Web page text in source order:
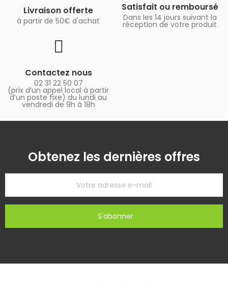
Livraison offerte
à partir de 50€ d'achat
Satisfait ou remboursé
Dans les 14 jours suivant la
réception de votre produit
Contactez nous
02 31 22 50 07
(prix d’un appel local à partir
d’un poste fixe) du lundi au
vendredi de 9h à 18h
Obtenez les dernières offres
S'abonner